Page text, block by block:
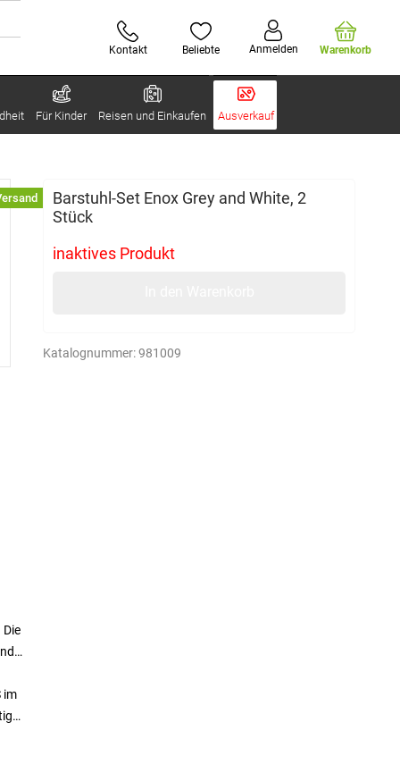
Kontakt Beliebte Anmelden Warenkorb
Für Kinder Reisen und Einkaufen Ausverkauf
Barstuhl-Set Enox Grey and White, 2
Stück
inaktives Produkt
Katalognummer:981009
im